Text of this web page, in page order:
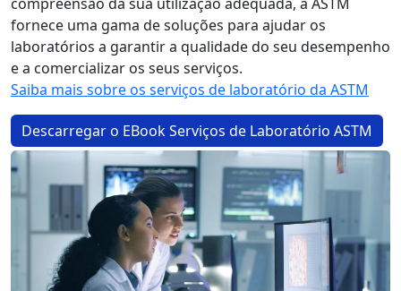
fornece uma gama de soluções para ajudar os
laboratórios a garantir a qualidade do seu desempenho
e a comercializar os seus serviços.
Saiba mais sobre os serviços de laboratório da ASTM
Descarregar o EBook Serviços de Laboratório ASTM